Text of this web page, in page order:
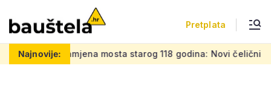
Pretplata
Najnovije:
mosta starog 118 godina: Novi čelični poluluk lebdi